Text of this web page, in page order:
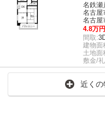
名鉄瀬
名古屋
名古屋
4.8万円
間取:
建物面
土地面
敷金/
近くの